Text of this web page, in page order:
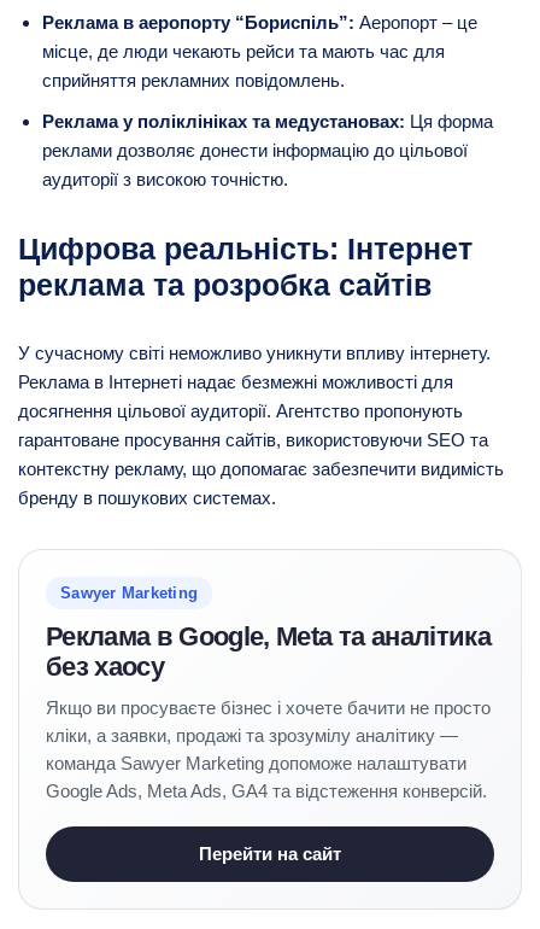
Реклама в аеропорту “Бориспіль”: Аеропорт – це
місце, де люди чекають рейси та мають час для
сприйняття рекламних повідомлень.
Реклама у поліклініках та медустановах: Ця форма
реклами дозволяє донести інформацію до цільової
аудиторії з високою точністю.
Цифрова реальність: Інтернет
реклама та розробка сайтів
У сучасному світі неможливо уникнути впливу інтернету.
Реклама в Інтернеті надає безмежні можливості для
досягнення цільової аудиторії. Агентство пропонують
гарантоване просування сайтів, використовуючи SEO та
контекстну рекламу, що допомагає забезпечити видимість
бренду в пошукових системах.
Sawyer Marketing
Реклама в Google, Meta та аналітика
без хаосу
Якщо ви просуваєте бізнес і хочете бачити не просто
кліки, а заявки, продажі та зрозумілу аналітику —
команда Sawyer Marketing допоможе налаштувати
Google Ads, Meta Ads, GA4 та відстеження конверсій.
Перейти на сайт